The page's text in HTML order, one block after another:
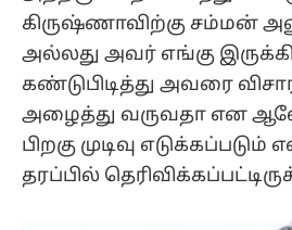
கிருஷ்ணாவிற்கு சம்மன்
அல்லது அவர் எங்கு
கண்டுபிடித்து அவரை
அழைத்து வருவதா என
பிறகு முடிவு
தரப்பில்